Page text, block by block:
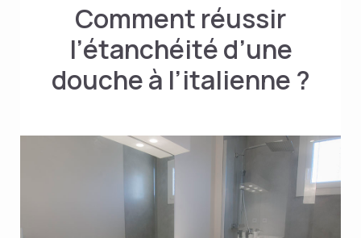
Comment réussir
l’étanchéité d’une
douche à l’italienne ?